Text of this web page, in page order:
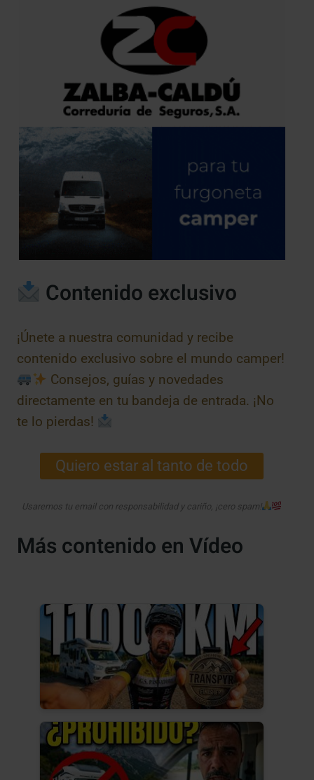
Contenido exclusivo
¡Únete a nuestra comunidad y recibe
contenido exclusivo sobre el mundo camper!
Consejos, guías y novedades
directamente en tu bandeja de entrada. ¡No
te lo pierdas!
Quiero estar al tanto de todo
Usaremos tu email con responsabilidad y cariño, ¡cero spam!
Más contenido en Vídeo